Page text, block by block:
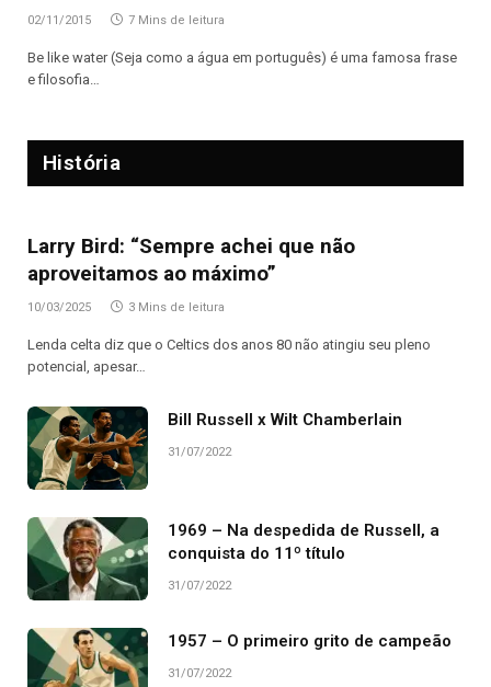
02/11/2015 7 Mins de leitura
Be like water (Seja como a água em português) é uma famosa frase
e filosofia…
História
Larry Bird: “Sempre achei que não
aproveitamos ao máximo”
10/03/2025 3 Mins de leitura
Lenda celta diz que o Celtics dos anos 80 não atingiu seu pleno
potencial, apesar…
Bill Russell x Wilt Chamberlain
31/07/2022
1969 – Na despedida de Russell, a
conquista do 11º título
31/07/2022
1957 – O primeiro grito de campeão
31/07/2022